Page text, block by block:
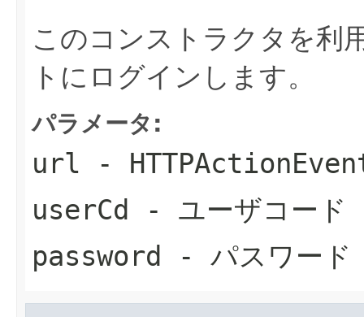
このコンストラクタを利
トにログインします。
パラメータ:
url -
userCd - ユーザコード
password - パスワード